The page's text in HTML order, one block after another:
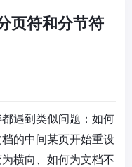
页符和分节符
遇到类似问题：如何
的中间某页开始重设
横向、如何为文档不